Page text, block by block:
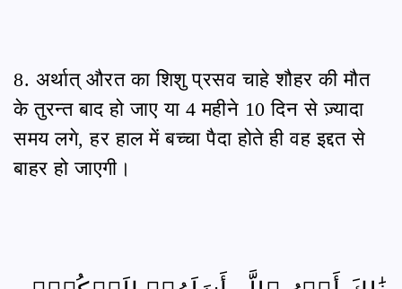
8. अर्थात् औरत का शिशु प्रसव चाहे शौहर की मौत
के तुरन्त बाद हो जाए या 4 महीने 10 दिन से ज़्यादा
समय लगे, हर हाल में बच्चा पैदा होते ही वह इद्दत से
बाहर हो जाएगी।